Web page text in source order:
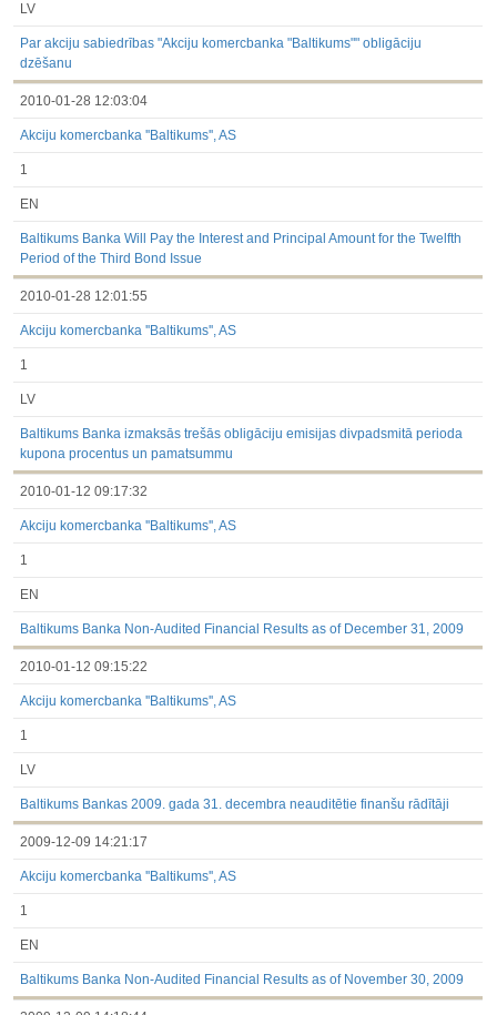
dalībvalsts tiesību aktiem
Līdz 2017.03.01
Finanšu pārskati
Būtiski notikumi
Līdzdalības iegūšana vai zaudēšana
LV
Par akciju sabiedrības "Akciju komercbanka "Baltikums"" obligāciju
dzēšanu
2010-01-28 12:03:04
Akciju komercbanka ''Baltikums'', AS
1
EN
Baltikums Banka Will Pay the Interest and Principal Amount for the Twelfth
Period of the Third Bond Issue
2010-01-28 12:01:55
Akciju komercbanka ''Baltikums'', AS
1
LV
Baltikums Banka izmaksās trešās obligāciju emisijas divpadsmitā perioda
kupona procentus un pamatsummu
2010-01-12 09:17:32
Akciju komercbanka ''Baltikums'', AS
1
EN
Baltikums Banka Non-Audited Financial Results as of December 31, 2009
2010-01-12 09:15:22
Akciju komercbanka ''Baltikums'', AS
1
LV
Baltikums Bankas 2009. gada 31. decembra neauditētie finanšu rādītāji
2009-12-09 14:21:17
Akciju komercbanka ''Baltikums'', AS
1
EN
Baltikums Banka Non-Audited Financial Results as of November 30, 2009